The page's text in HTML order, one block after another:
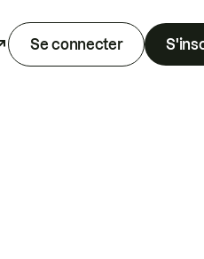
Se connecter